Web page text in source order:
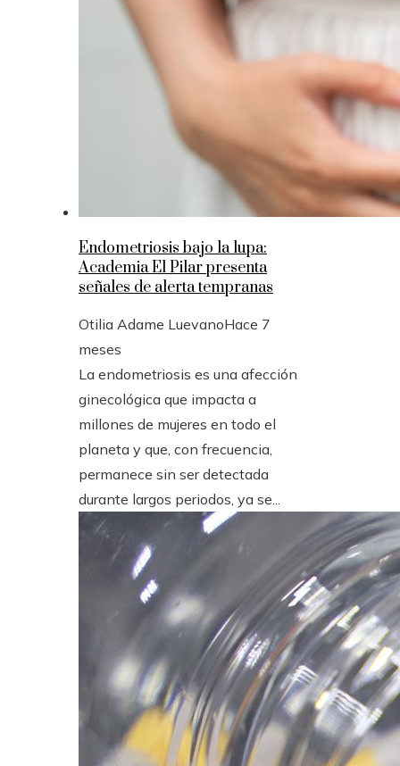
Endometriosis bajo la lupa:
Academia El Pilar presenta
señales de alerta tempranas
Otilia Adame LuevanoHace 7
meses
La endometriosis es una afección
ginecológica que impacta a
millones de mujeres en todo el
planeta y que, con frecuencia,
permanece sin ser detectada
durante largos periodos, ya se...